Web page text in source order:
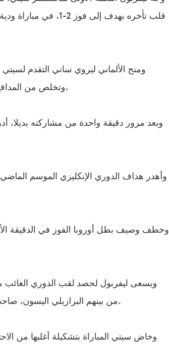
قلب تأخره بهدف إلى
وتخلص من المدافع الهولندي فيرجيل فان ديك، وسدد داخل المرمى.
وبعد مرور دقيقة واحدة من مشاركته
وخطف وصيف بطل أوروبا الفوز في الدقيقة
من بينهم البرازيلي اليسون، صاحب أغلى صفقة انتقال لحارس مرمى على الإطلاق.
وخاض سيتي المباراة بتشكيلة أغلبها من